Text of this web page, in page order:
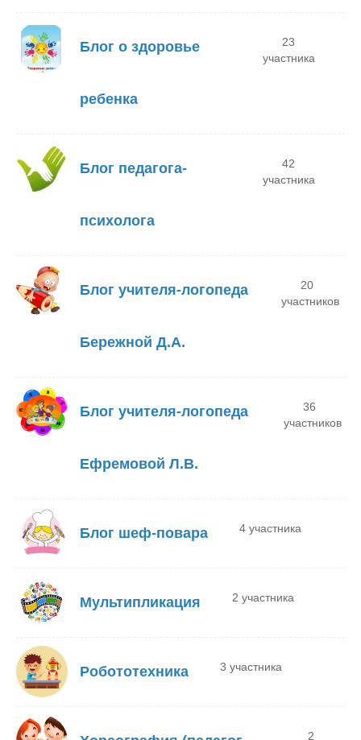
Блог о здоровье
ребенка
23
участника
Блог педагога-
психолога
42
участника
Блог учителя-логопеда
Бережной Д.А.
20
участников
Блог учителя-логопеда
Ефремовой Л.В.
36
участников
Блог шеф-повара 4 участника
Мультипликация 2 участника
Робототехника 3 участника
2